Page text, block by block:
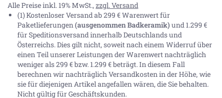
Alle Preise inkl. 19% MwSt., zzgl. Versand
(1) Kostenloser Versand ab 299 € Warenwert für
Paketlieferungen(ausgenommen Badkeramik) und 1.299 €
für Speditionsversand innerhalb Deutschlands und
Österreichs. Dies gilt nicht, soweit nach einem Widerruf über
einen Teil unserer Leistungen der Warenwert nachträglich
weniger als 299 € bzw. 1.299 € beträgt. In diesem Fall
berechnen wir nachträglich Versandkosten in der Höhe, wie
sie für diejenigen Artikel angefallen wären, die Sie behalten.
Nicht gültig für Geschäftskunden.